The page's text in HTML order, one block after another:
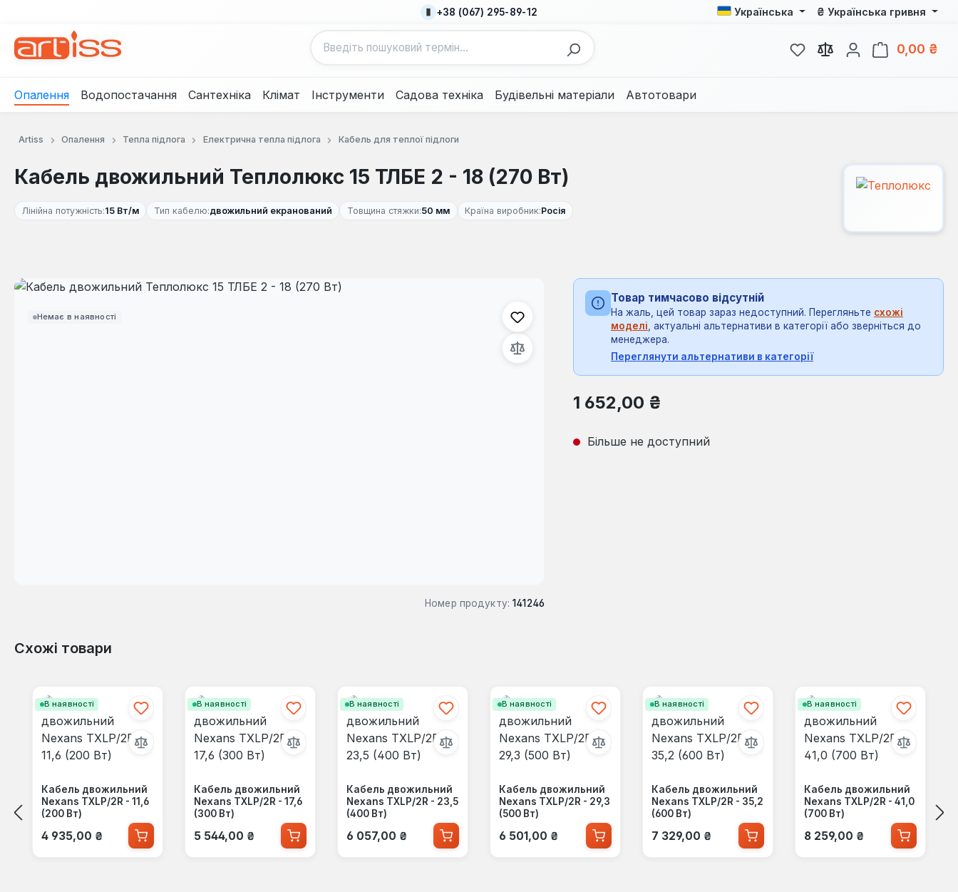
+38 (067) 295-89-12 Українська ₴ Українська гривня
У вас є 0 у списку бажань
0,00 ₴
Опалення Водопостачання Сантехніка Клімат Інструменти Садова техніка Будівельні матеріали Автотовари
Artiss Опалення Тепла підлога Електрична тепла підлога Кабель для теплої підлоги
Кабель двожильний Теплолюкс 15 ТЛБЕ 2 - 18 (270 Вт)
Лінійна потужність:15 Вт/м Тип кабелю:двожильний екранований Товщина стяжки:50 мм Країна виробник:Росія
Немає в наявності
Пропустити галерею зображень
Номер продукту: 141246
Товар тимчасово відсутній
На жаль, цей товар зараз недоступний. Перегляньте схожі
моделі , актуальні альтернативи в категорії або зверніться до
менеджера.
Переглянути альтернативи в категорії
Звичайна ціна:
1 652,00 ₴
Більше не доступний
Схожі товари
В наявності
Кабель двожильний
Nexans TXLP/2R - 11,6
(200 Вт)
Звичайна ціна:
4 935,00 ₴
В наявності
Кабель двожильний
Nexans TXLP/2R - 17,6
(300 Вт)
Звичайна ціна:
5 544,00 ₴
В наявності
Кабель двожильний
Nexans TXLP/2R - 23,5
(400 Вт)
Звичайна ціна:
6 057,00 ₴
В наявності
Кабель двожильний
Nexans TXLP/2R - 29,3
(500 Вт)
Звичайна ціна:
6 501,00 ₴
В наявності
Кабель двожильний
Nexans TXLP/2R - 35,2
(600 Вт)
Звичайна ціна:
7 329,00 ₴
В наявності
Кабель двожильний
Nexans TXLP/2R - 41,0
(700 Вт)
Звичайна ціна:
8 259,00 ₴